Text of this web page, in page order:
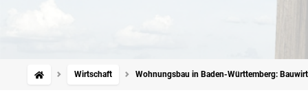
Wirtschaft Wohnungsbau in Baden-Württemberg: